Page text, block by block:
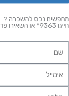
מחפשים נכס להשכרה ?
חייגו 9363* או השאירו פרטים